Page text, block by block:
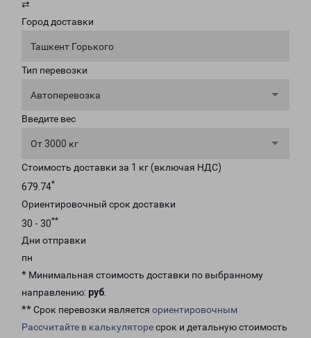
⇄
Город доставки
Ташкент Горького
Тип перевозки
Автоперевозка
Введите вес
От 3000 кг
Стоимость доставки за 1 кг (включая НДС)
679.74*
Ориентировочный срок доставки
30 - 30**
Дни отправки
пн
* Минимальная стоимость доставки по выбранному
направлению: руб.
** Срок перевозки является ориентировочным
Рассчитайте в калькуляторесрок и детальную стоимость